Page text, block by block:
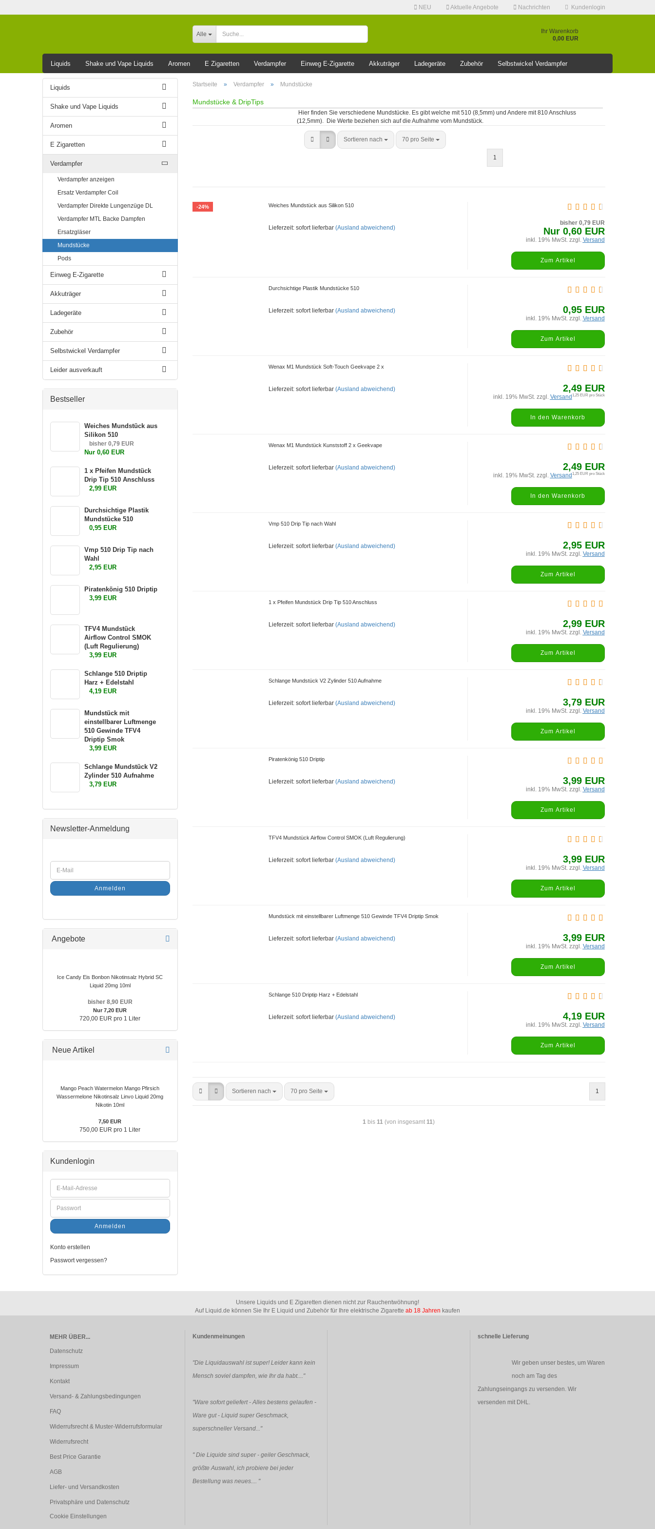
NEU Aktuelle Angebote Nachrichten Kundenlogin
Konto erstellen
Alle
Ihr Warenkorb
0,00 EUR
Liquids Shake und Vape Liquids Aromen E Zigaretten Verdampfer Einweg E-Zigarette Akkuträger Ladegeräte Zubehör Selbstwickel Verdampfer
Leider ausverkauft Startseite » Verdampfer » Mundstücke
Mundstücke & DripTips
Hier finden Sie verschiedene Mundstücke. Es gibt welche mit 510 (8,5mm) und Andere mit 810 Anschluss
(12,5mm). Die Werte beziehen sich auf die Aufnahme vom Mundstück.
Sortieren nach 70 pro Seite
1
-24% Weiches Mundstück aus Silikon 510
Lieferzeit: sofort lieferbar (Ausland abweichend)
bisher 0,79 EUR
Nur 0,60 EUR
inkl. 19% MwSt. zzgl. Versand
Zum Artikel
Durchsichtige Plastik Mundstücke 510
Lieferzeit: sofort lieferbar (Ausland abweichend) 0,95 EUR
inkl. 19% MwSt. zzgl. Versand
Zum Artikel
Wenax M1 Mundstück Soft-Touch Geekvape 2 x
Lieferzeit: sofort lieferbar (Ausland abweichend) 2,49 EUR
1,25 EUR pro Stück
inkl. 19% MwSt. zzgl. Versand
In den Warenkorb
Wenax M1 Mundstück Kunststoff 2 x Geekvape
Lieferzeit: sofort lieferbar (Ausland abweichend) 2,49 EUR
1,25 EUR pro Stück
inkl. 19% MwSt. zzgl. Versand
In den Warenkorb
Vmp 510 Drip Tip nach Wahl
Lieferzeit: sofort lieferbar (Ausland abweichend) 2,95 EUR
inkl. 19% MwSt. zzgl. Versand
Zum Artikel
1 x Pfeifen Mundstück Drip Tip 510 Anschluss
Lieferzeit: sofort lieferbar (Ausland abweichend) 2,99 EUR
inkl. 19% MwSt. zzgl. Versand
Zum Artikel
Schlange Mundstück V2 Zylinder 510 Aufnahme
Lieferzeit: sofort lieferbar (Ausland abweichend) 3,79 EUR
inkl. 19% MwSt. zzgl. Versand
Zum Artikel
Piratenkönig 510 Driptip
Lieferzeit: sofort lieferbar (Ausland abweichend) 3,99 EUR
inkl. 19% MwSt. zzgl. Versand
Zum Artikel
TFV4 Mundstück Airflow Control SMOK (Luft Regulierung)
Lieferzeit: sofort lieferbar (Ausland abweichend) 3,99 EUR
inkl. 19% MwSt. zzgl. Versand
Zum Artikel
Mundstück mit einstellbarer Luftmenge 510 Gewinde TFV4 Driptip Smok
Lieferzeit: sofort lieferbar (Ausland abweichend) 3,99 EUR
inkl. 19% MwSt. zzgl. Versand
Zum Artikel
Schlange 510 Driptip Harz + Edelstahl
Lieferzeit: sofort lieferbar (Ausland abweichend) 4,19 EUR
inkl. 19% MwSt. zzgl. Versand
Zum Artikel
Sortieren nach 70 pro Seite 1
1 bis11 (von insgesamt11)
Liquids
Shake und Vape Liquids
Aromen
E Zigaretten
Verdampfer
Verdampfer anzeigen
Ersatz Verdampfer Coil
Verdampfer Direkte Lungenzüge DL
Verdampfer MTL Backe Dampfen
Ersatzgläser
Mundstücke
Pods
Einweg E-Zigarette
Akkuträger
Ladegeräte
Zubehör
Selbstwickel Verdampfer
Leider ausverkauft
Bestseller
Weiches Mundstück aus
Silikon 510
bisher 0,79 EUR
Nur 0,60 EUR
1 x Pfeifen Mundstück
Drip Tip 510 Anschluss
2,99 EUR
Durchsichtige Plastik
Mundstücke 510
0,95 EUR
Vmp 510 Drip Tip nach
Wahl
2,95 EUR
Piratenkönig 510 Driptip
3,99 EUR
TFV4 Mundstück
Airflow Control SMOK
(Luft Regulierung)
3,99 EUR
Schlange 510 Driptip
Harz + Edelstahl
4,19 EUR
Mundstück mit
einstellbarer Luftmenge
510 Gewinde TFV4
Driptip Smok
3,99 EUR
Schlange Mundstück V2
Zylinder 510 Aufnahme
3,79 EUR
Newsletter-Anmeldung
Anmelden
Angebote
Ice Candy Eis Bonbon Nikotinsalz Hybrid SC
Liquid 20mg 10ml​
bisher 8,90 EUR
Nur 7,20 EUR
720,00 EUR pro 1 Liter
Neue Artikel
Mango Peach Watermelon Mango Pfirsich
Wassermelone Nikotinsalz Linvo Liquid 20mg
Nikotin 10ml
7,50 EUR
750,00 EUR pro 1 Liter
Kundenlogin
Anmelden
Konto erstellen
Passwort vergessen?
Unsere Liquids und E Zigaretten dienen nicht zur Rauchentwöhnung!
Auf Liquid.de können Sie Ihr E Liquid und Zubehör für Ihre elektrische Zigarette ab 18 Jahren kaufen
MEHR ÜBER...
Datenschutz
Impressum
Kontakt
Versand- & Zahlungsbedingungen
FAQ
Widerrufsrecht & Muster-Widerrufsformular
Widerrufsrecht
Best Price Garantie
AGB
Liefer- und Versandkosten
Privatsphäre und Datenschutz
Cookie Einstellungen
Kundenmeinungen
"Die Liquidauswahl ist super! Leider kann kein
Mensch soviel dampfen, wie Ihr da habt...."
"Ware sofort geliefert - Alles bestens gelaufen -
Ware gut - Liquid super Geschmack,
superschneller Versand..."
"Die Liquide sind super - geiler Geschmack,
größte Auswahl, ich probiere bei jeder
Bestellung was neues.... "
schnelle Lieferung
Wir geben unser bestes, um Waren
noch am Tag des
Zahlungseingangs zu versenden. Wir
versenden mit DHL.